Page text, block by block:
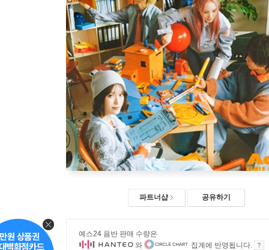
파트너샵 공유하기
예스24 음반 판매 수량은
와
집계에 반영됩니다.